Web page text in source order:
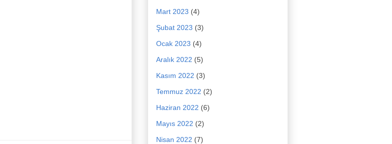
Mart 2023 (4)
Şubat 2023 (3)
Ocak 2023 (4)
Aralık 2022 (5)
Kasım 2022 (3)
Temmuz 2022 (2)
Haziran 2022 (6)
Mayıs 2022 (2)
Nisan 2022 (7)